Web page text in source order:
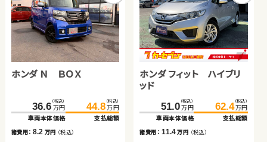
ホンダ Ｎ ＢＯＸ
36.6 （税込）
万円
車両本体価格
44.8 （税込）
万円
支払総額
諸費用：8.2 万円 （税込）
ホンダ フィット ハイブリ
ッド
51.0 （税込）
万円
車両本体価格
62.4 （税込）
万円
支払総額
諸費用： 11.4万円 （税込）
ダイハツ ムーヴ キャンバ
- （税込）
万円
車両本体価格
ASK （税込）
万円
支払総額
諸費用：-万円（税込）
ダイハツ タント
123.4 （税込）
万円
車両本体価格
127.7 （税込）
万円
支払総額
諸費用： 4.3万円（税込）
ホンダ Ｎ ＢＯＸ
76.1 （税込）
万円
車両本体価格
83.3 （税込）
万円
支払総額
諸費用：7.2 万円 （税込）
トヨタ アルファード
607.8 （税込）
万円
車両本体価格
621.3 （税込）
万円
支払総額
諸費用： 13.5万円 （税込）